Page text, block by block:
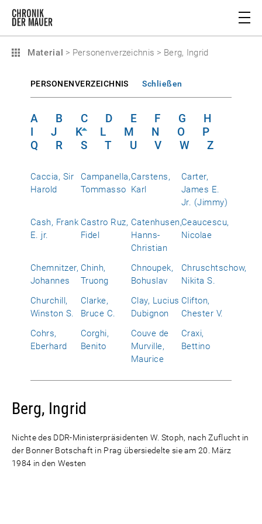
Material > Personenverzeichnis > Berg, Ingrid
PERSONENVERZEICHNIS Schließen
A B C D E F G
H
I
J K L M N O
P
Q
R S T U V W Z
Caccia, Sir
Harold
Campanella,
Tommasso
Carstens,
Karl
Carter,
James E.
Jr. (Jimmy)
Cash, Frank
E. jr.
Castro Ruz,
Fidel
Catenhusen,
Hanns-
Christian
Ceaucescu,
Nicolae
Chemnitzer,
Johannes
Chinh,
Truong
Chnoupek,
Bohuslav
Chruschtschow,
Nikita S.
Churchill,
Winston S.
Clarke,
Bruce C.
Clay, Lucius
Dubignon
Clifton,
Chester V.
Cohrs,
Eberhard
Corghi,
Benito
Couve de
Murville,
Maurice
Craxi,
Bettino
Berg, Ingrid
Nichte des DDR-Ministerpräsidenten W. Stoph, nach Zuflucht in
der Bonner Botschaft in Prag übersiedelte sie am 20. März
1984 in den Westen